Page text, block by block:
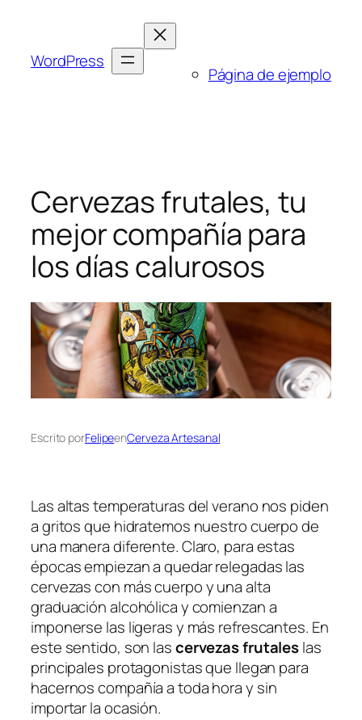
contenido
WordPress
Página de ejemplo
Cervezas frutales, tu
mejor compañía para
los días calurosos
Escrito porFelipeenCerveza Artesanal
Las altas temperaturas del verano nos piden
a gritos que hidratemos nuestro cuerpo de
una manera diferente. Claro, para estas
épocas empiezan a quedar relegadas las
cervezas con más cuerpo y una alta
graduación alcohólica y comienzan a
imponerse las ligeras y más refrescantes. En
este sentido, son lascervezas frutaleslas
principales protagonistas que llegan para
hacernos compañía a toda hora y sin
importar la ocasión.